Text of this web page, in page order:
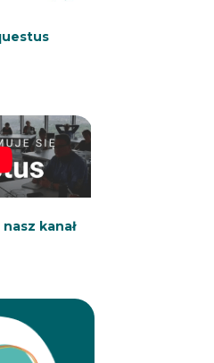
kanał